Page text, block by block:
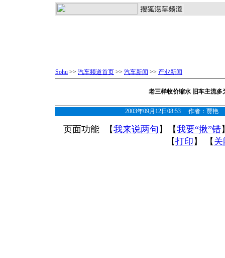
Sohu >> 汽车频道首页 >> 汽车新闻 >> 产业新闻
老三样收价缩水 旧车主流多
2003年09月12日08:53 作者：贾艳
页面功能 【我来说两句 】【我要“揪”错
【打印 】 【 关